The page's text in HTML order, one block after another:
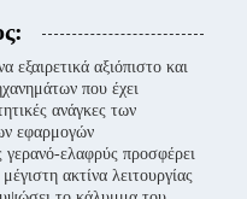
αξιόπιστο και
που έχει
ανάγκες των
εφαρμογών
ελαφρύς προσφέρει
ακτίνα λειτουργίας